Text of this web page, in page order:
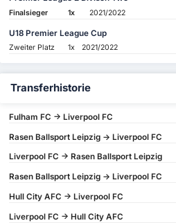
Finalsieger 1x 2021/2022
U18 Premier League Cup
Zweiter Platz 1x 2021/2022
Transferhistorie
Fulham FC -> Liverpool FC
Rasen Ballsport Leipzig -> Liverpool FC
Liverpool FC -> Rasen Ballsport Leipzig
Rasen Ballsport Leipzig -> Liverpool FC
Hull City AFC -> Liverpool FC
Liverpool FC -> Hull City AFC